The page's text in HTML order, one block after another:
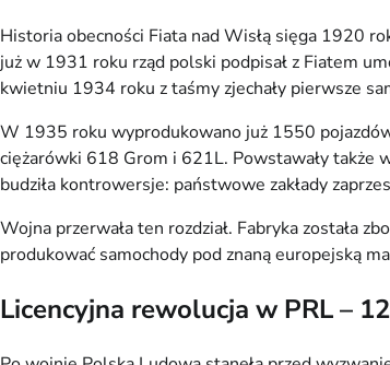
Historia obecności Fiata nad Wisłą sięga 1920
już w 1931 roku rząd polski podpisał z Fiatem
kwietniu 1934 roku z taśmy zjechały pierwsze
W 1935 roku wyprodukowano już 1550
ciężarówki 618 Grom i 621L. Powstawały także
budziła kontrowersje: państwowe zakłady
Wojna przerwała ten rozdział. Fabryka została
produkować samochody pod znaną europejską
Licencyjna rewolucja w PRL –